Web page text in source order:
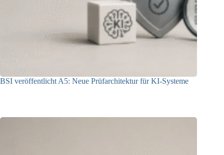
BSI veröffentlicht A5: Neue Prüfarchitektur für KI-Systeme